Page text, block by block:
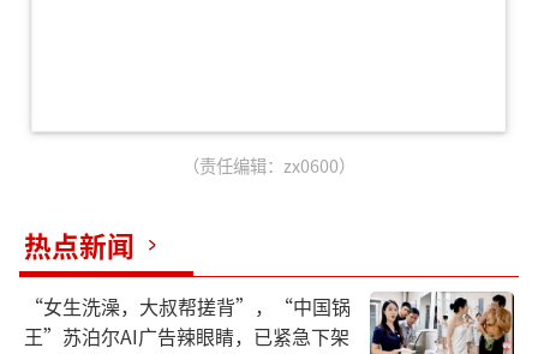
（责任编辑：zx0600）
热点新闻
“女生洗澡，大叔帮搓背”，“中国锅
王”苏泊尔AI广告辣眼睛，已紧急下架